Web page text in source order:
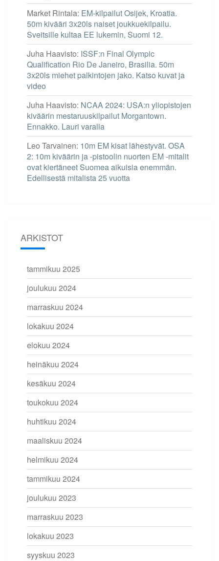
Market Rintala: EM-kilpailut Osijek, Kroatia.
50m kivääri 3x20ls naiset joukkuekilpailu.
Sveitsille kultaa EE lukemin, Suomi 12.
Juha Haavisto: ISSF:n Final Olympic
Qualification Rio De Janeiro, Brasilia. 50m
3x20ls miehet palkintojen jako. Katso kuvat ja
video
Juha Haavisto: NCAA 2024: USA:n yliopistojen
kiväärin mestaruuskilpailut Morgantown.
Ennakko. Lauri varalla
Leo Tarvainen: 10m EM kisat lähestyvät. OSA
2: 10m kiväärin ja -pistoolin nuorten EM -mitalit
ovat kiertäneet Suomea aikuisia enemmän.
Edellisestä mitalista 25 vuotta
ARKISTOT
tammikuu 2025
joulukuu 2024
marraskuu 2024
lokakuu 2024
elokuu 2024
heinäkuu 2024
kesäkuu 2024
toukokuu 2024
huhtikuu 2024
maaliskuu 2024
helmikuu 2024
tammikuu 2024
joulukuu 2023
marraskuu 2023
lokakuu 2023
syyskuu 2023